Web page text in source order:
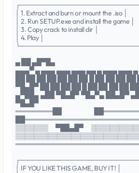
│ 1. Extract and burn or mount the .iso │
│ 2. Run SETUP.exe and install the game │
│ 3. Copy crack to install dir │
│ 4. Play │
▄ ██ ▄█▀█▄
▄▄▄▀ ▄ ▄▄▄ ▄▄▄ ▄▄▄ ▄▄ ▄ ▄▄▄ ▄▄▄
██ ██ ██ ██ ██ ██ ██ █ ██ ██ ██ ██
▀█▄█▀ ██ ██ ██ ██ █ ██ ██ ██ ██ ██
▄▀██▄ ▄██ ▀█▄█▀ ▀█▄▀▄ ██▄█▀
▀█▄█▀
════════██
▒▒▒▒▒▒▒ ▀██▄█▀
│ IF YOU LIKE THIS GAME, BUY IT! │